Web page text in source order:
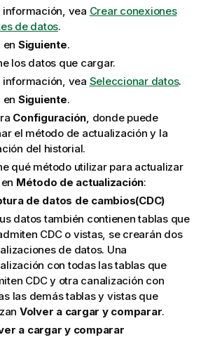
información, vea Crear conexiones
de datos.
en Siguiente.
los datos que cargar.
información, vea Seleccionar datos.
en Siguiente.
Configuración, donde puede
el método de actualización y la
del historial.
qué método utilizar para actualizar
Método de actualización:
de datos de cambios(CDC)
datos también contienen tablas que
CDC o vistas, se crearán dos
de datos. Una
con todas las tablas que
CDC y otra canalización con
las demás tablas y vistas que
Volver a cargar y comparar.
a cargar y comparar